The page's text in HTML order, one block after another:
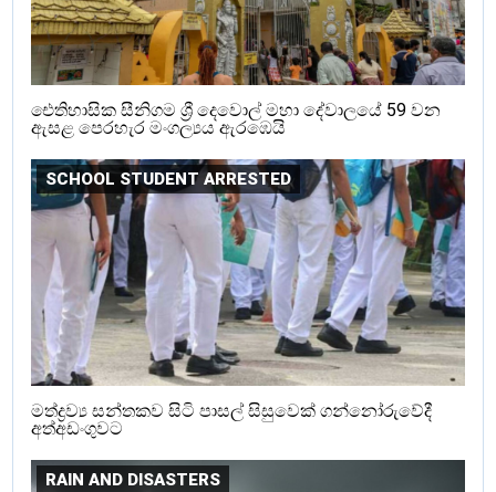
ඓතිහාසික සීනිගම ශ්‍රී දෙවොල් මහා දේවාලයේ 59 වන
ඇසළ පෙරහැර මංගල්‍යය ඇරඹෙයි
SCHOOL STUDENT ARRESTED
මත්ද්‍රව්‍ය සන්තකව සිටි පාසල් සිසුවෙක් ගන්නෝරුවේදී
අත්අඩංගුවට
RAIN AND DISASTERS